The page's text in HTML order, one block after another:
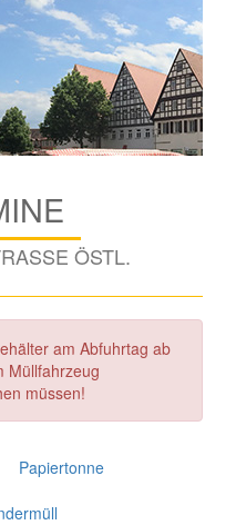
ÖSTL. A
am Abfuhrtag ab
Müllfahrzeug
müssen!
Papiertonne